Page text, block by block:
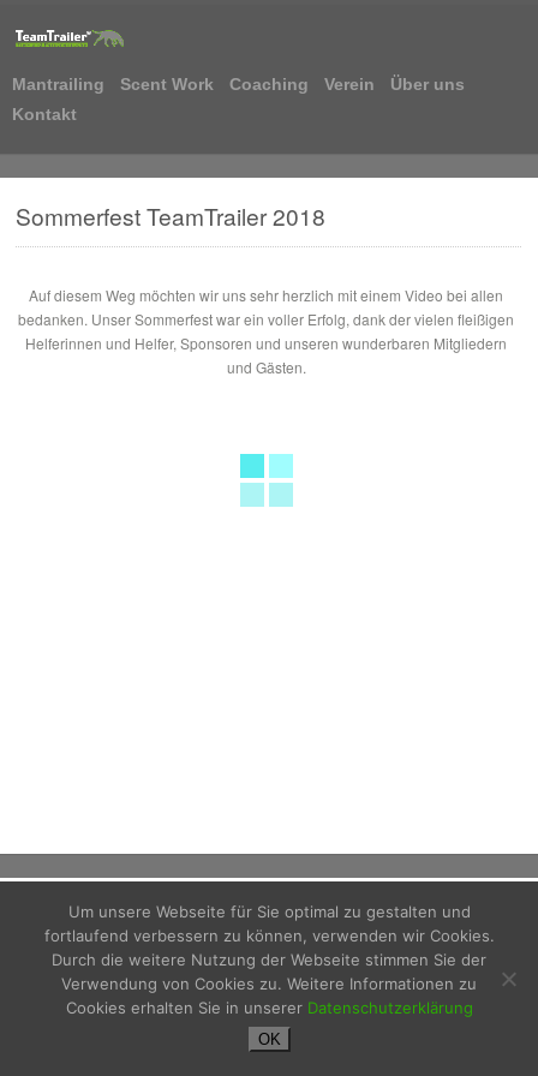
Mantrailing Scent Work Coaching Verein
Über uns
Kontakt
Sommerfest TeamTrailer 2018
Auf diesem Weg möchten wir uns sehr herzlich mit einem Video bei allen
bedanken. Unser Sommerfest war ein voller Erfolg, dank der vielen fleißigen
Helferinnen und Helfer, Sponsoren und unseren wunderbaren Mitgliedern
und Gästen.
Impressum
Datenschutzerklärung
Um unsere Webseite für Sie optimal zu gestalten und
fortlaufend verbessern zu können, verwenden wir Cookies.
Durch die weitere Nutzung der Webseite stimmen Sie der
Verwendung von Cookies zu. Weitere Informationen zu
Cookies erhalten Sie in unserer Datenschutzerklärung
OK